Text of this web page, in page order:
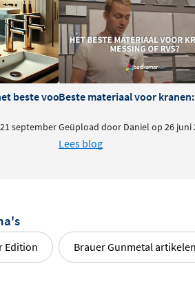
beste voor je badkamer?
september
Beste materiaal voor kranen:
Geüpload door Daniel op 26 juni
Lees blog
Edition Brauer Gunmetal